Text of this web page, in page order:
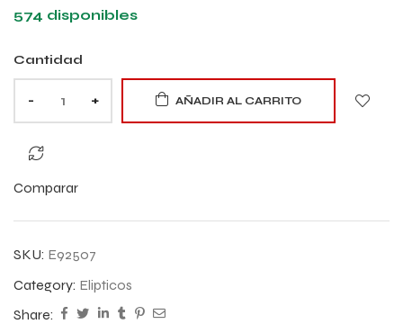
574 disponibles
Cantidad
- + AÑADIR AL CARRITO
Comparar
SKU: E92507
Category: Elipticos
Share: